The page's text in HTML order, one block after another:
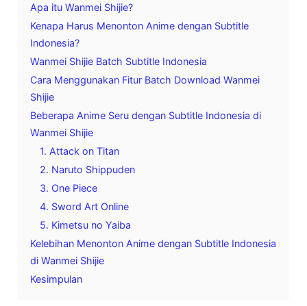
Apa itu Wanmei Shijie?
Kenapa Harus Menonton Anime dengan Subtitle
Indonesia?
Wanmei Shijie Batch Subtitle Indonesia
Cara Menggunakan Fitur Batch Download Wanmei
Shijie
Beberapa Anime Seru dengan Subtitle Indonesia di
Wanmei Shijie
1. Attack on Titan
2. Naruto Shippuden
3. One Piece
4. Sword Art Online
5. Kimetsu no Yaiba
Kelebihan Menonton Anime dengan Subtitle Indonesia
di Wanmei Shijie
Kesimpulan